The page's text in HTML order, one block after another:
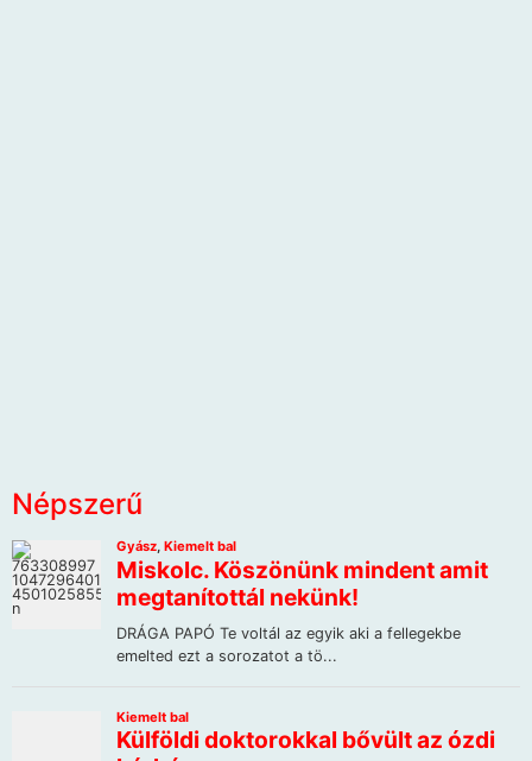
Népszerű